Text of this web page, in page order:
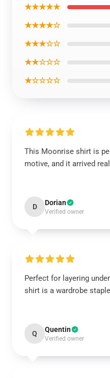
★★★★★
★★★★☆
★★★☆☆
★★☆☆☆
★☆☆☆☆
This Moonrise shirt is
motive, and it arrived
D Dorian
Verified owner
Perfect for layering
shirt is a wardrobe
Q Quentin
Verified owner